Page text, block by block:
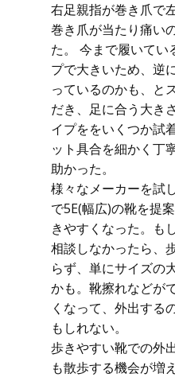
右足親指が巻き爪で
巻き爪が当たり痛い
た。 今まで履いてい
プで大きいため、逆
っているのかも、と
だき、足に合う大き
イプををいくつか試
ット具合を細かく丁
助かった。
様々なメーカーを試
で5E(幅広)の靴を提
きやすくなった。も
相談しなかったら、
らず、単にサイズの
かも。靴擦れなどが
くなって、外出する
もしれない。
歩きやすい靴での外
も散歩する機会が増